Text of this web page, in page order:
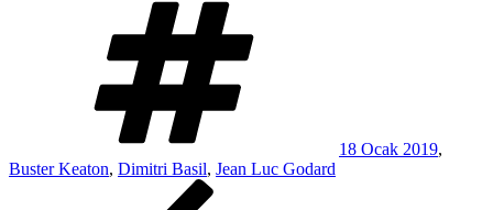
18 Ocak 2019,
Buster Keaton, Dimitri Basil, Jean Luc Godard